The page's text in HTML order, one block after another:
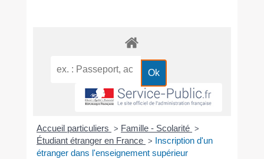
Accueil particuliers > Famille - Scolarité >
Étudiant étranger en France > Inscription d'un
étranger dans l'enseignement supérieur